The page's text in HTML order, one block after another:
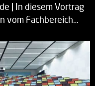
| In diesem Vortrag
vom Fachbereich…